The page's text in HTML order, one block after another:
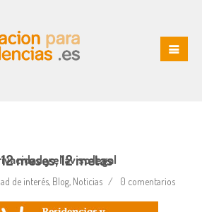
meses, 12 metas
de interés, Blog, Noticias 0 comentarios
y el aviso legal